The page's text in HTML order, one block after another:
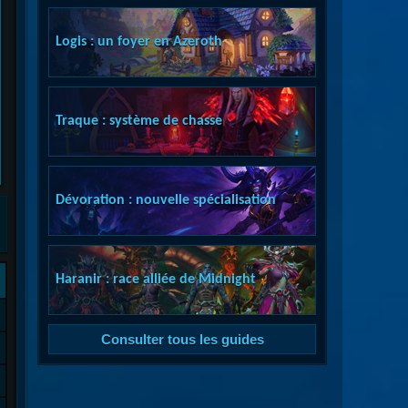
Logis : un foyer en Azeroth
Traque : système de chasse
Dévoration : nouvelle spécialisation
Haranir : race alliée de Midnight
Consulter tous les guides